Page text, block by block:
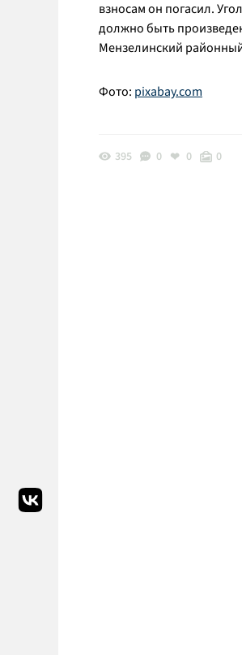
взносам он погасил.
должно быть
Мензелинский
Фото: pixabay.com
395 0 0 0